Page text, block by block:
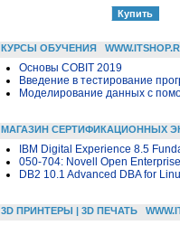
КУРСЫ ОБУЧЕНИЯ
Основы COBIT 2019
Введение в тестирование
Моделирование данных с
МАГАЗИН СЕРТИФИКАЦИОННЫХ
IBM Digital Experience 8.5
050-704: Novell Open
DB2 10.1 Advanced DBA for
3D ПРИНТЕРЫ | 3D ПЕЧАТЬ